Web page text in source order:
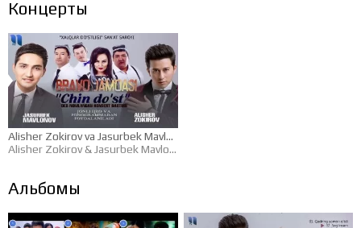
Концерты
Alisher Zokirov va Jasurbek Mavlonov — «Chin do’st» nomli konsert dasturi 2019
Alisher Zokirov&Jasurbek Mavlonov
Альбомы